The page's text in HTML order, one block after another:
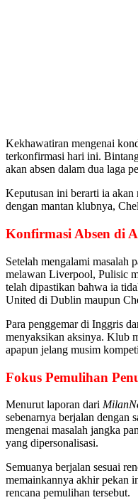
Kekhawatiran mengenai
terkonfirmasi hari ini.
akan absen dalam dua laga
Keputusan ini berarti ia akan
dengan mantan klubnya,
Konfirmasi Absen di
Setelah mengalami masalah
melawan Liverpool, Pulisic
telah dipastikan bahwa ia
United di Dublin maupun
Para penggemar di Inggris
menyaksikan aksinya. Klub
apapun jelang musim
Fokus Pemulihan
Menurut laporan dari
sebenarnya berjalan dengan
mengenai masalah jangka
yang dipersonalisasi.
Semuanya berjalan sesuai
memainkannya akhir pekan
rencana pemulihan tersebut.